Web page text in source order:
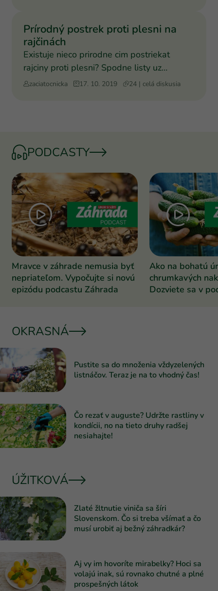
Prírodný postrek proti plesni na
rajčinách
Existuje nieco prirodne cim postriekat
rajciny proti plesni? Spodne listy uz
hnednu, olamala som ich
zaciatocnicka 17. 10. 2019 24 | celá diskusia
PODCASTY
Mravce v záhrade nemusia byť
nepriateľom. Vypočujte si novú
epizódu podcastu Záhrada
Ako na bohatú
chrumkavých
Dozviete sa v
OKRASNÁ
Pustite sa do množenia vždyzelených
listnáčov. Teraz je na to vhodný čas!
Čo rezať v auguste? Udržte rastliny v
kondícii, no na tieto druhy radšej
nesiahajte!
ÚŽITKOVÁ
Zlaté žltnutie viniča sa šíri
Slovenskom. Čo si treba všímať a čo
musí urobiť aj bežný záhradkár?
Aj vy im hovoríte mirabelky? Hoci sa
volajú inak, sú rovnako chutné a plné
prospešných látok